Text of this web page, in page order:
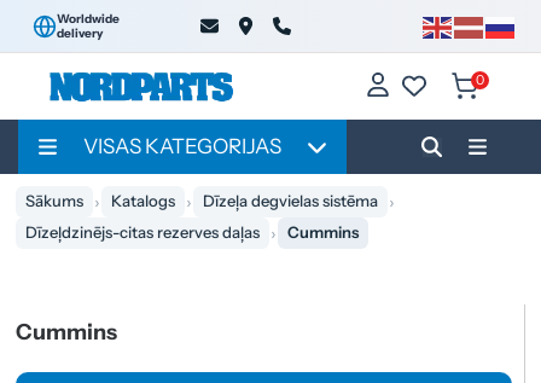
Worldwide
delivery
0
VISAS KATEGORIJAS
Sākums Katalogs
Dīzeļa degvielas sistēma
Dīzeļdzinējs-citas rezerves daļas
Cummins
Cummins